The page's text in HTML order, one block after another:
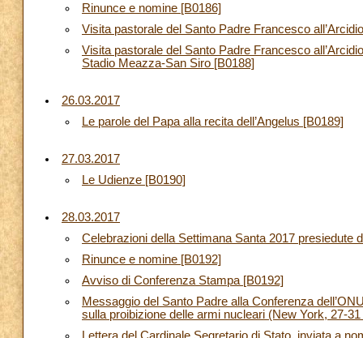
Rinunce e nomine [B0186]
Visita pastorale del Santo Padre Francesco
Visita pastorale del Santo Padre Francesco
Stadio Meazza-San Siro [B0188]
26.03.2017
Le parole del Papa alla recita dell’Angelus [B0189]
27.03.2017
Le Udienze [B0190]
28.03.2017
Celebrazioni della Settimana Santa 2017 presiedute
Rinunce e nomine [B0192]
Avviso di Conferenza Stampa [B0192]
Messaggio del Santo Padre alla Conferenza
sulla proibizione delle armi nucleari (New York, 27-
Lettera del Cardinale Segretario di Stato, inviata a